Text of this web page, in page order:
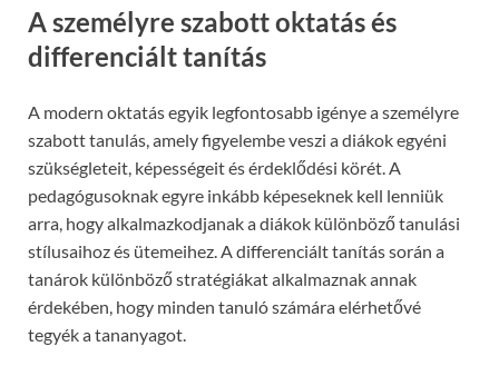
A személyre szabott oktatás és
differenciált tanítás
A modern oktatás egyik legfontosabb igénye a személyre
szabott tanulás, amely figyelembe veszi a diákok egyéni
szükségleteit, képességeit és érdeklődési körét. A
pedagógusoknak egyre inkább képeseknek kell lenniük
arra, hogy alkalmazkodjanak a diákok különböző tanulási
stílusaihoz és ütemeihez. A differenciált tanítás során a
tanárok különböző stratégiákat alkalmaznak annak
érdekében, hogy minden tanuló számára elérhetővé
tegyék a tananyagot.